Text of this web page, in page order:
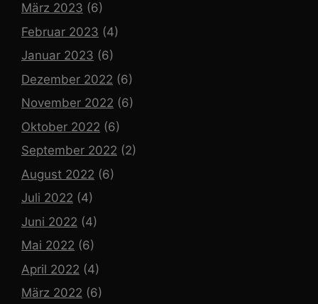
März 2023 (6)
Februar 2023 (4)
Januar 2023 (6)
Dezember 2022 (6)
November 2022 (6)
Oktober 2022 (6)
September 2022 (2)
August 2022 (6)
Juli 2022 (4)
Juni 2022 (4)
Mai 2022 (6)
April 2022 (4)
März 2022 (6)